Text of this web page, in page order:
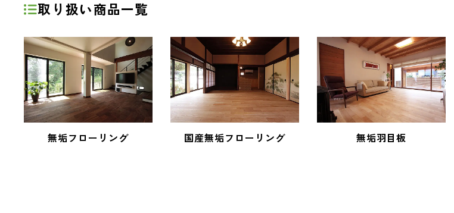
取り扱い商品一覧
無垢フローリング 国産無垢フローリング 無垢羽目板